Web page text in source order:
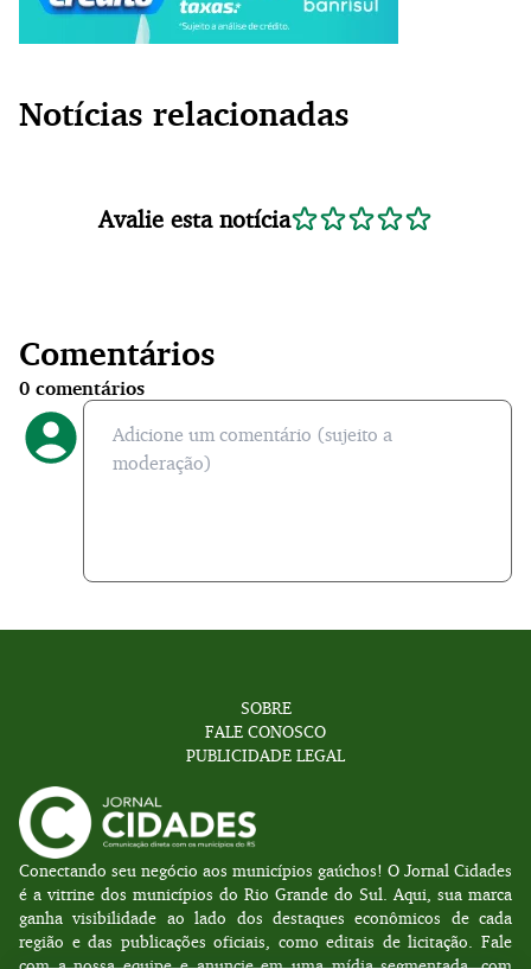
Notícias relacionadas
Avalie esta notícia
Comentários
0 comentários
Conectando seu negócio aos municípios gaúchos! O Jornal Cidades
é a vitrine dos municípios do Rio Grande do Sul. Aqui, sua marca
ganha visibilidade ao lado dos destaques econômicos de cada
região e das publicações oficiais, como editais de licitação. Fale
com a nossa equipe e anuncie em uma mídia segmentada, com
SOBRE
FALE CONOSCO
PUBLICIDADE LEGAL